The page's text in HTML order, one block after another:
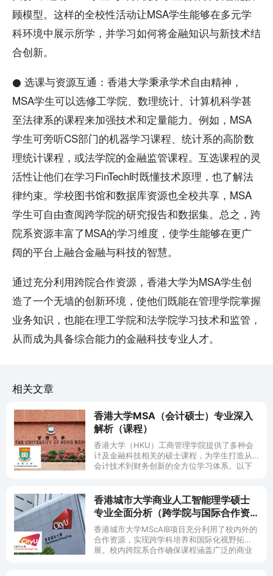
顾模型。这样的全校性活动让MSA学生能够在多元学
科环境中展示所学，并学习如何将金融知识与新技术结
合创新。
● 选课与资源互通：香港大学秉承学术自由精神，
MSA学生可以选修工学院、数理统计、计算机科学甚
至法律系的课程来加强技术和定量能力。例如，MSA
学生可旁听CS部门的机器学习课程、统计系的高阶数
理统计课程，或法学院的金融监管课程。互选课程的灵
活性让他们在学习FinTech时既懂技术原理，也了解法
律约束。学校图书馆和数据库资源也全校共享，MSA
学生可自由查阅跨学院的研究报告和数据集。总之，跨
院系资源丰富了MSA的学习维度，使学生能够在更广
阔的平台上融合金融与科技的智慧。
通过充分利用跨院合作资源，香港大学为MSA学生创
造了一个无墙的创新环境，使他们既能在管理学院掌握
业务知识，也能在理工学院和法学院学习技术和监管，
从而成为具备综合能力的金融科技专业人才。
相关文章
香港大学MSA（会计硕士）专业深入
解析（课程）
香港大学（HKU）工商管理学院提供了多种会
计及金融科技相关的硕士课程，为学生打造从
会计技术到财务创新的全方位学习体系。以下
学院协作等方面详细介绍香港大学的MSA专业
（会计相关硕士）及其学习和发展资源。
香港城市大学商业人工智能理学硕士
专业全面分析（跨学院与国际合作资
源）
香港城市大学MScAIB项目充分利用了校内外的
合作资源，实现跨学科培养和国际化视野拓
展。校内跨院系合作确保课程涵盖广泛的商业